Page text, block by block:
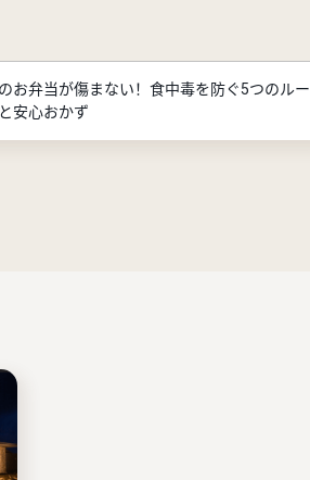
お弁当が傷まない！食中毒を防ぐ5つのルー
安心おかず